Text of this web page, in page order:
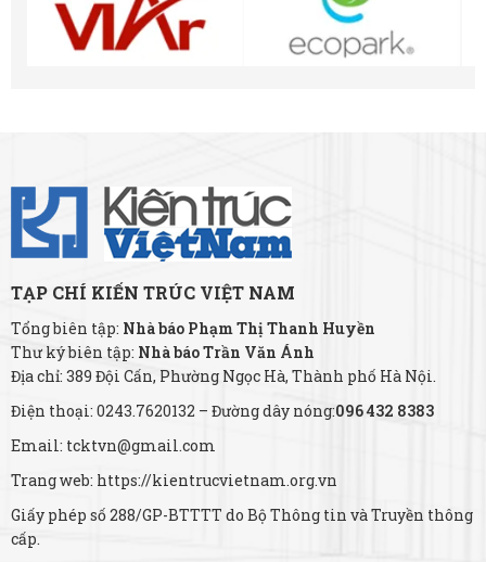
TẠP CHÍ KIẾN TRÚC VIỆT NAM
Tổng biên tập: Nhà báo Phạm Thị Thanh Huyền
Thư ký biên tập: Nhà báo Trần Văn Ánh
Địa chỉ: 389 Đội Cấn, Phường Ngọc Hà, Thành phố Hà Nội.
Điện thoại: 0243.7620132 – Đường dây nóng:096 432 8383
Email: tcktvn@gmail.com
Trang web: https://kientrucvietnam.org.vn
Giấy phép số 288/GP-BTTTT do Bộ Thông tin và Truyền thông
cấp.